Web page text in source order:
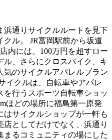
浜通りサイクルルートを見下
ル。 JR富岡駅前から坂道
内には、100万円を超すロー
ル、さらにクロスバイク、キ
気のサイクルアパレルブラン
イクルは、自転車やアパレ
を行うスポーツ自転車ショッ
ほどの場所に福島第一原発
サイクルショップが一軒も
としてだけでなく、浜通り
まるコミュニティの場にした